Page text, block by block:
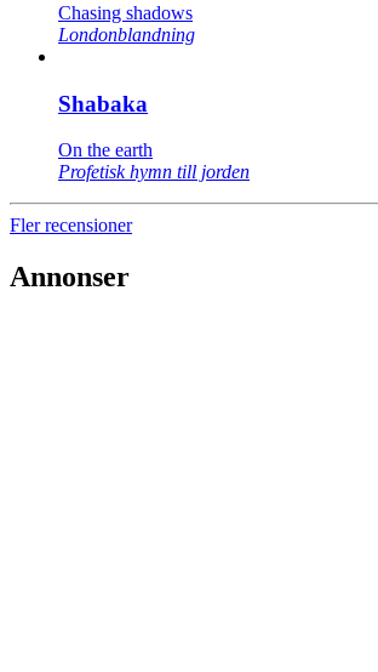
Chasing shadows
Londonblandning
Shabaka
On the earth
Profetisk hymn till jorden
Fler recensioner
Annonser